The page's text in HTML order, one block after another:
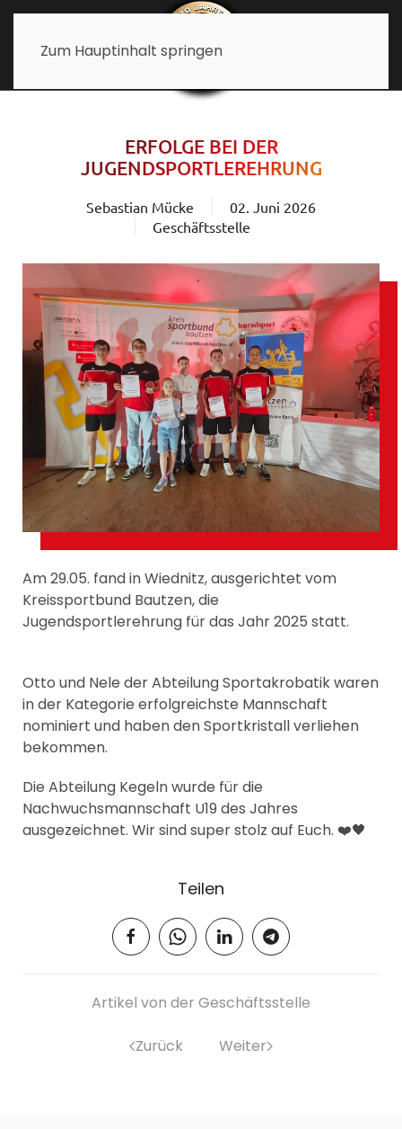
Zum Hauptinhalt springen
ERFOLGE BEI DER
JUGENDSPORTLEREHRUNG
Sebastian Mücke
02. Juni 2026
Geschäftsstelle
Am 29.05. fand in Wiednitz, ausgerichtet vom
Kreissportbund Bautzen, die
Jugendsportlerehrung für das Jahr 2025 statt.
Otto und Nele der Abteilung Sportakrobatik waren
in der Kategorie erfolgreichste Mannschaft
nominiert und haben den Sportkristall verliehen
bekommen.
Die Abteilung Kegeln wurde für die
Nachwuchsmannschaft U19 des Jahres
ausgezeichnet. Wir sind super stolz auf Euch. ❤️🖤
Teilen
Artikel von der Geschäftsstelle
Zurück Weiter